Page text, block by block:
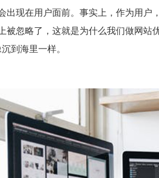
出现在用户面前。事实上，作为用
被忽略了，这就是为什么我们做网
到海里一样。